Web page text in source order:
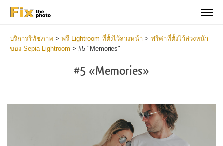
บริการรีทัชภาพ > ฟรี Lightroom ที่ตั้งไว้ล่วงหน้า > ฟรีค่าที่ตั้งไว้ล่วงหน้า
ของ Sepia Lightroom > #5 "Memories"
#5 «Memories»